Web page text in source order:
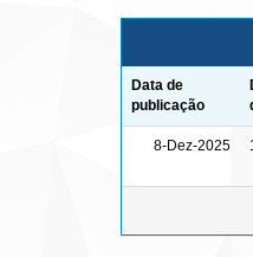
Data de
publicação
8-Dez-2025